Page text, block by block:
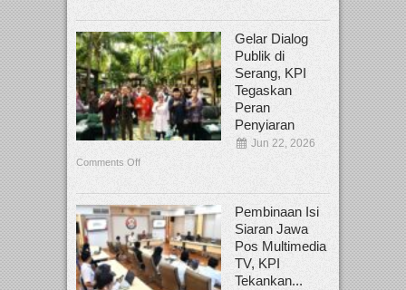
Gelar Dialog
Publik di
Serang, KPI
Tegaskan
Peran
Penyiaran
Jun 22, 2026
Comments Off
Pembinaan Isi
Siaran Jawa
Pos Multimedia
TV, KPI
Tekankan...